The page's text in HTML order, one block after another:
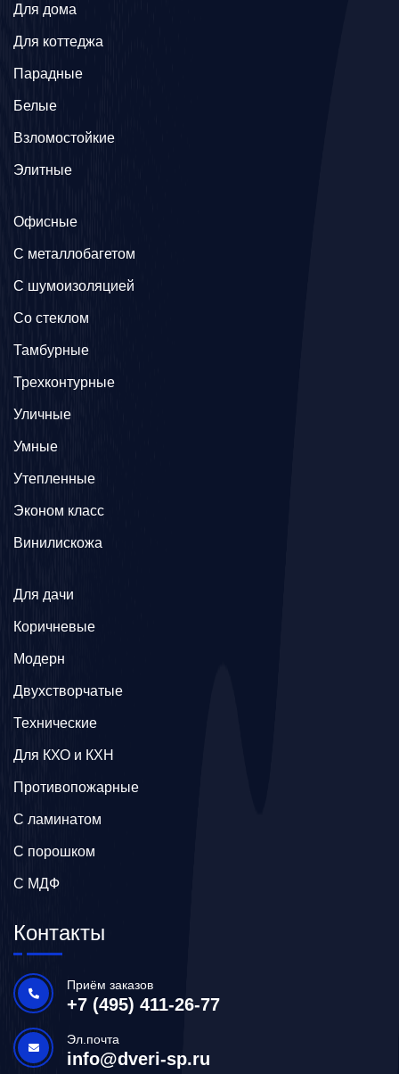
Для дома
Для коттеджа
Парадные
Белые
Взломостойкие
Элитные
Офисные
C металлобагетом
С шумоизоляцией
Со стеклом
Тамбурные
Трехконтурные
Уличные
Умные
Утепленные
Эконом класс
Винилискожа
Для дачи
Коричневые
Модерн
Двухстворчатые
Технические
Для КХО и КХН
Противопожарные
С ламинатом
С порошком
С МДФ
Контакты
Приём заказов
+7 (495) 411-26-77
Эл.почта
info@dveri-sp.ru